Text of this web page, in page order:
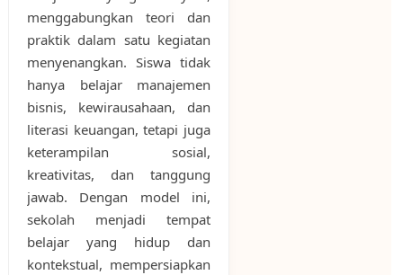
menggabungkan teori dan
praktik dalam satu kegiatan
menyenangkan. Siswa tidak
hanya belajar manajemen
bisnis, kewirausahaan, dan
literasi keuangan, tetapi juga
keterampilan sosial,
kreativitas, dan tanggung
jawab. Dengan model ini,
sekolah menjadi tempat
belajar yang hidup dan
kontekstual, mempersiapkan